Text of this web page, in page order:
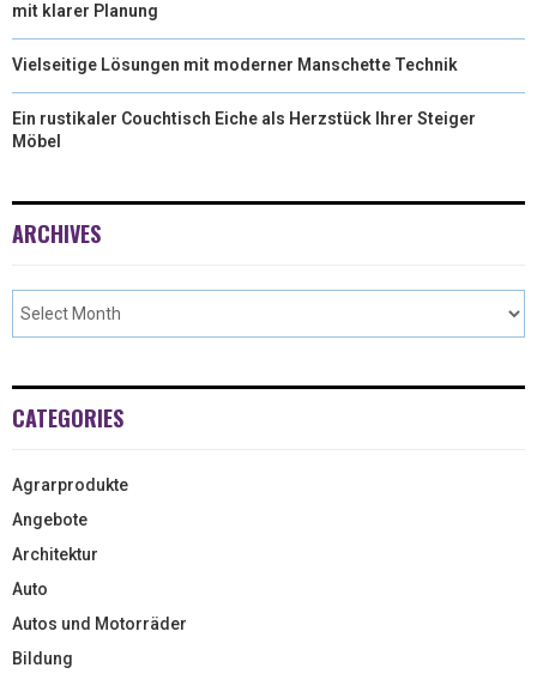
mit klarer Planung
Vielseitige Lösungen mit moderner Manschette Technik
Ein rustikaler Couchtisch Eiche als Herzstück Ihrer Steiger
Möbel
ARCHIVES
CATEGORIES
Agrarprodukte
Angebote
Architektur
Auto
Autos und Motorräder
Bildung